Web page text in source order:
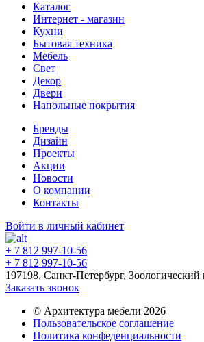
Каталог
Интернет - магазин
Кухни
Бытовая техника
Мебель
Свет
Декор
Двери
Напольные покрытия
Бренды
Дизайн
Проекты
Акции
Новости
О компании
Контакты
Войти в личный кабинет
+ 7 812 997-10-56
+ 7 812 997-10-56
197198, Санкт-Петербург, Зоологический
Заказать звонок
© Архитектура мебели 2026
Пользовательское соглашение
Политика конфеденциальности